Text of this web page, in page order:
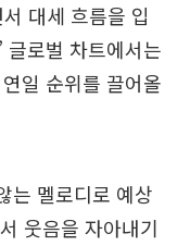
대세 흐름을 입
글로벌 차트에서는
일 순위를 끌어올
는 멜로디로 예상
웃음을 자아내기